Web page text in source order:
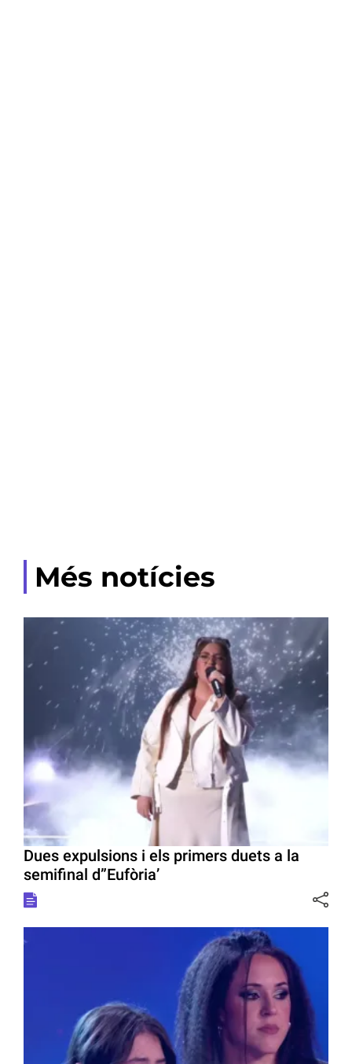
Més notícies
Dues expulsions i els primers duets a la
semifinal d”Eufòria’